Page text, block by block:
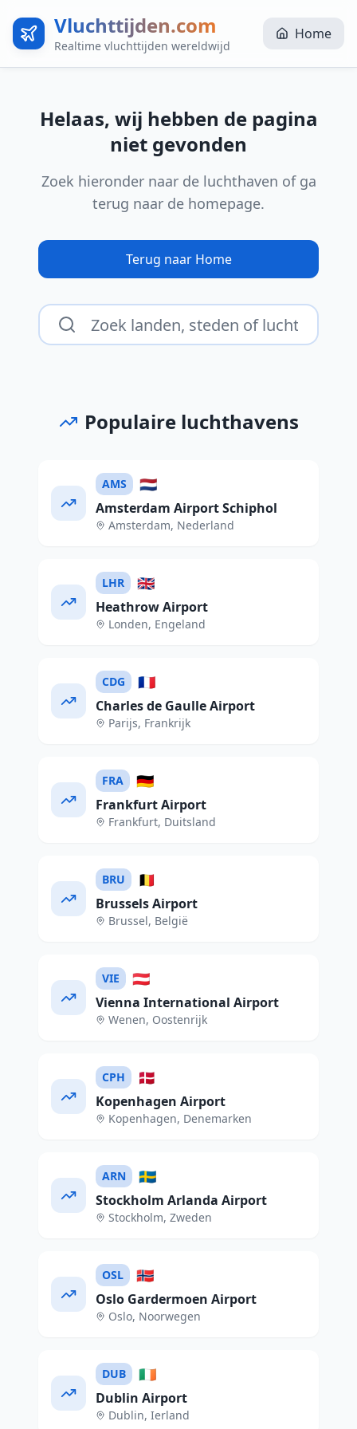
Vluchttijden.com
Realtime vluchttijden wereldwijd
Home
Helaas, wij hebben de pagina
niet gevonden
Zoek hieronder naar de luchthaven of ga
terug naar de homepage.
Terug naar Home
Populaire luchthavens
AMS 🇳🇱
Amsterdam Airport Schiphol
Amsterdam, Nederland
LHR 🇬🇧
Heathrow Airport
Londen, Engeland
CDG 🇫🇷
Charles de Gaulle Airport
Parijs, Frankrijk
FRA 🇩🇪
Frankfurt Airport
Frankfurt, Duitsland
BRU 🇧🇪
Brussels Airport
Brussel, België
VIE 🇦🇹
Vienna International Airport
Wenen, Oostenrijk
CPH 🇩🇰
Kopenhagen Airport
Kopenhagen, Denemarken
ARN 🇸🇪
Stockholm Arlanda Airport
Stockholm, Zweden
OSL 🇳🇴
Oslo Gardermoen Airport
Oslo, Noorwegen
DUB 🇮🇪
Dublin Airport
Dublin, Ierland